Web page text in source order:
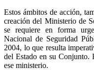
Estos ámbitos de acción,
creación del Ministerio de
se requiere en forma
Nacional de Seguridad
2004, lo que resulta
del Estado en su Conjunto.
ese ministerio.